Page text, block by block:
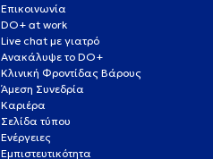
Επικοινωνία
DO+ at work
Live chat με γιατρό
Ανακάλυψε το DO+
Κλινική Φροντίδας Βάρους
Άμεση Συνεδρία
Καριέρα
Σελίδα τύπου
Ενέργειες
Εμπιστευτικότητα